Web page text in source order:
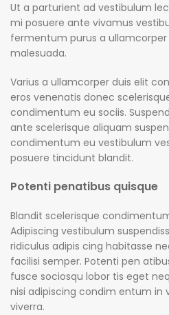
Ut a parturient ad vestibulum
mi posuere ante vivamus
fermentum purus a
malesuada.
Varius a ullamcorper duis elit
eros venenatis donec
condimentum eu sociis.
ante scelerisque aliquam
condimentum eu vestibulum
posuere tincidunt blandit.
Potenti penatibus quisque
Blandit scelerisque
Adipiscing vestibulum
ridiculus adipis cing habitasse
facilisi semper. Potenti pen
fusce sociosqu lobor tis eget
nisi adipiscing condim entum
viverra.